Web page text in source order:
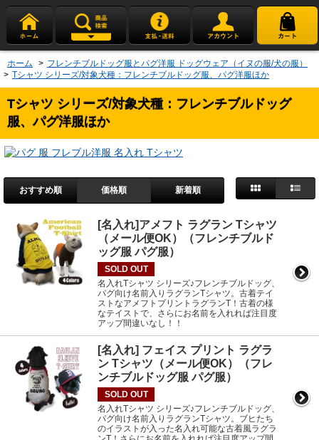
ホーム > フレンチブルドッグ服とパグ洋服 ドッグウェア（イヌの服/犬の服）
> Tシャツ シリーズ/対象犬種：フレンチブルドッグ服、パグ洋服ほか
Tシャツ シリーズ/対象犬種：フレンチブルドッグ
服、パグ洋服ほか
おすすめ順 価格順 新着順
[名入れ]アメフト ラグラン Tシャツ
（メール便OK）（フレンチブルド
ッグ服 パグ服）
SOLD OUT
名入れTシャツ シリーズ♪フレンチブルドッグ、
パグ向け名前入りラグランTシャツ。古着テイ
ストなアメフトプリントラグランT！古着の様
なテイストで、さらにお名前を入れれば注目度
アップ間違いなし！！
[名入れ] フェイス プリント ラグラ
ン Tシャツ（メール便OK）（フレ
ンチブルドッグ服 パグ服）
SOLD OUT
名入れTシャツ シリーズ♪フレンチブルドッグ、
パグ向け名前入りラグランTシャツ。ブヒたち
のイラストが入った名入れ可能な古着風ラグラ